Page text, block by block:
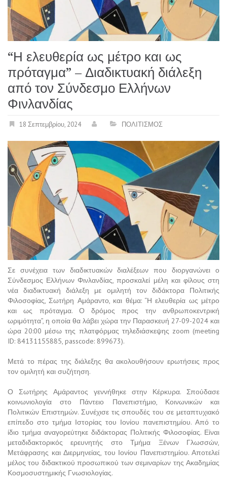
“Η ελευθερία ως μέτρο και ως
πρόταγμα” – Διαδικτυακή διάλεξη
από τον Σύνδεσμο Ελλήνων
Φινλανδίας
18 Σεπτεμβρίου, 2024 ΠΟΛΙΤΙΣΜΟΣ
Σε συνέχεια των διαδικτυακών διαλέξεων που διοργανώνει ο
Σύνδεσμος Ελλήνων Φινλανδίας, προσκαλεί μέλη και φίλους στη
νέα διαδικτυακή διάλεξη με ομιλητή τον διδάκτορα Πολιτικής
Φιλοσοφίας, Σωτήρη Αμάραντο, και θέμα: “Η ελευθερία ως μέτρο
και ως πρόταγμα. Ο δρόμος προς την ανθρωποκεντρική
ωριμότητα”, η οποία θα λάβει χώρα την Παρασκευή 27-09-2024 και
ώρα 20:00 μέσω της πλατφόρμας τηλεδιάσκεψης zoom (meeting
ID: 84131155885, passcode: 899673).
Μετά το πέρας της διάλεξης θα ακολουθήσουν ερωτήσεις προς
τον ομιλητή και συζήτηση.
Ο Σωτήρης Αμάραντος γεννήθηκε στην Κέρκυρα. Σπούδασε
κοινωνιολογία στο Πάντειο Πανεπιστήμιο, Κοινωνικών και
Πολιτικών Επιστημών. Συνέχισε τις σπουδές του σε μεταπτυχιακό
επίπεδο στο τμήμα Ιστορίας του Ιονίου πανεπιστημίου. Από το
ίδιο τμήμα αναγορεύτηκε διδάκτορας Πολιτικής Φιλοσοφίας. Είναι
μεταδιδακτορικός ερευνητής στο Τμήμα Ξένων Γλωσσών,
Μετάφρασης και Διερμηνείας, του Ιονίου Πανεπιστημίου. Αποτελεί
μέλος του διδακτικού προσωπικού των σεμιναρίων της Ακαδημίας
Κοσμοσυστημικής Γνωσιολογίας.